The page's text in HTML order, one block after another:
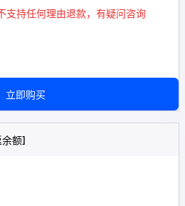
支持任何理由退款，有疑问咨询
立即购买
额]